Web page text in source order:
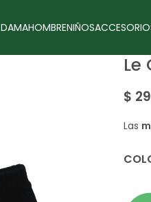
DAMAHOMBRENIÑOS
Le
$
Las